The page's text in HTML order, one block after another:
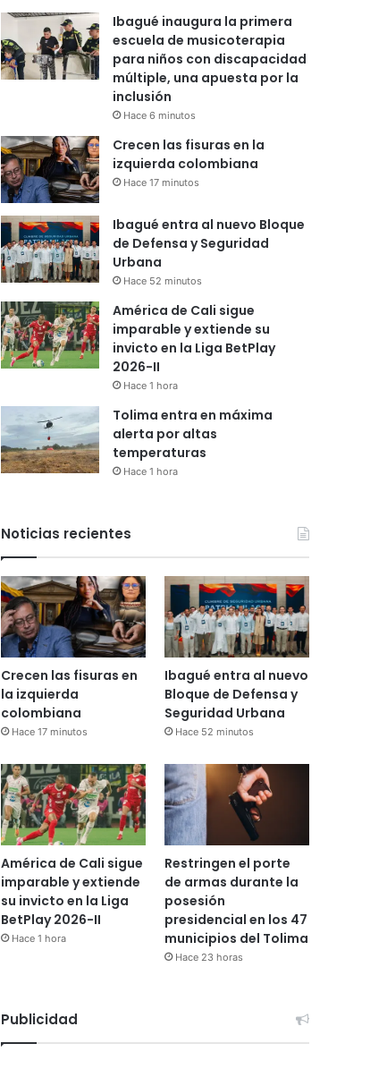
Ibagué inaugura la primera
escuela de musicoterapia
para niños con discapacidad
múltiple, una apuesta por la
inclusión
Hace 6 minutos
Crecen las fisuras en la
izquierda colombiana
Hace 17 minutos
Ibagué entra al nuevo Bloque
de Defensa y Seguridad
Urbana
Hace 52 minutos
América de Cali sigue
imparable y extiende su
invicto en la Liga BetPlay
2026-II
Hace 1 hora
Tolima entra en máxima
alerta por altas
temperaturas
Hace 1 hora
Noticias recientes
Crecen las fisuras en
la izquierda
colombiana
Hace 17 minutos
Ibagué entra al nuevo
Bloque de Defensa y
Seguridad Urbana
Hace 52 minutos
América de Cali sigue
imparable y extiende
su invicto en la Liga
BetPlay 2026-II
Hace 1 hora
Restringen el porte
de armas durante la
posesión
presidencial en los 47
municipios del Tolima
Hace 23 horas
Publicidad